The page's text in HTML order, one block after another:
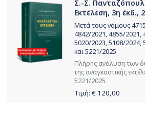
Σ.-Σ.
Εκτέλεση, 3η έκδ.,
Μετά τους νόμους
4842/2021, 4855/2021,
5020/2023, 5108/2024,
και 5221/2025
Πλήρης ανάλυση των
της αναγκαστικής
5221/2025
Τιμή: € 120,00